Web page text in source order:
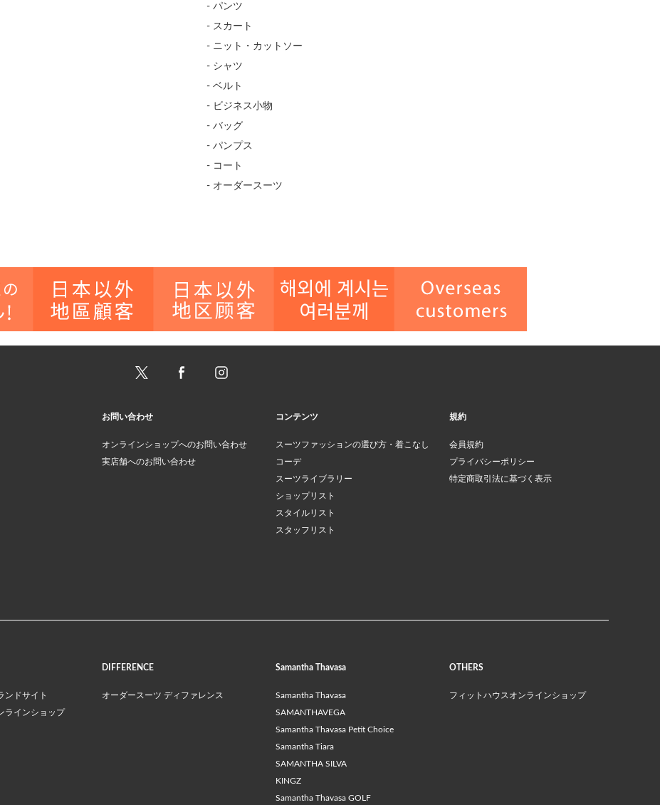
- パンツ
- スカート
- ニット・カットソー
- シャツ
- ベルト
- ビジネス小物
- バッグ
- パンプス
- コート
- オーダースーツ
お問い合わせ
オンラインショップへのお問い合わせ
実店舗へのお問い合わせ
コンテンツ
スーツファッションの選び方・着こなし
コーデ
スーツライブラリー
ショップリスト
スタイルリスト
スタッフリスト
規約
会員規約
プライバシーポリシー
特定商取引法に基づく表示
ンドサイト
ラインショップ
DIFFERENCE
オーダースーツ ディファレンス
Samantha Thavasa
Samantha Thavasa
SAMANTHAVEGA
Samantha Thavasa Petit Choice
Samantha Tiara
SAMANTHA SILVA
KINGZ
Samantha Thavasa GOLF
OTHERS
フィットハウスオンラインショップ